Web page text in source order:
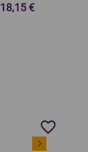
18,15 €
favorite_border